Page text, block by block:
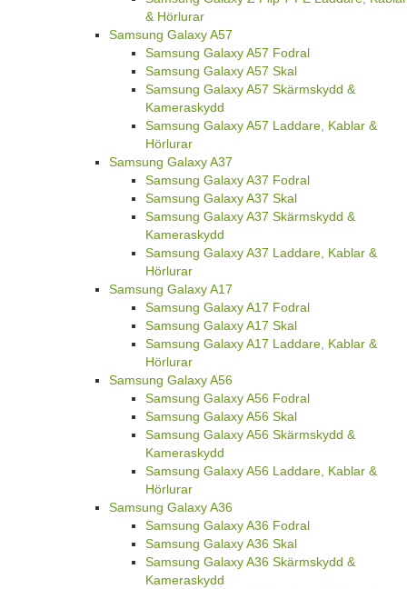
& Hörlurar
Samsung Galaxy A57
Samsung Galaxy A57 Fodral
Samsung Galaxy A57 Skal
Samsung Galaxy A57 Skärmskydd &
Kameraskydd
Samsung Galaxy A57 Laddare, Kablar &
Hörlurar
Samsung Galaxy A37
Samsung Galaxy A37 Fodral
Samsung Galaxy A37 Skal
Samsung Galaxy A37 Skärmskydd &
Kameraskydd
Samsung Galaxy A37 Laddare, Kablar &
Hörlurar
Samsung Galaxy A17
Samsung Galaxy A17 Fodral
Samsung Galaxy A17 Skal
Samsung Galaxy A17 Laddare, Kablar &
Hörlurar
Samsung Galaxy A56
Samsung Galaxy A56 Fodral
Samsung Galaxy A56 Skal
Samsung Galaxy A56 Skärmskydd &
Kameraskydd
Samsung Galaxy A56 Laddare, Kablar &
Hörlurar
Samsung Galaxy A36
Samsung Galaxy A36 Fodral
Samsung Galaxy A36 Skal
Samsung Galaxy A36 Skärmskydd &
Kameraskydd